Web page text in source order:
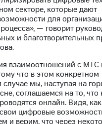
секторе, которые дают
для
— говорит
и благотворительных
взаимоотношений с МТС
что в этом конкретном
мы, наступая на
соглашаемся на то, что
онлайн. Видя,
цифровые
и верим, что через